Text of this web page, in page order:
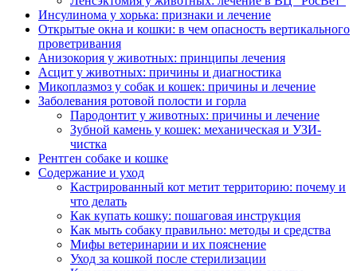
Инсулинома у хорька: признаки и лечение
Открытые окна и кошки: в чем опасность вертикального
проветривания
Анизокория у животных: принципы лечения
Асцит у животных: причины и диагностика
Микоплазмоз у собак и кошек: причины и лечение
Заболевания ротовой полости и горла
Пародонтит у животных: причины и лечение
Зубной камень у кошек: механическая и УЗИ-
чистка
Рентген собаке и кошке
Содержание и уход
Кастрированный кот метит территорию: почему и
что делать
Как купать кошку: пошаговая инструкция
Как мыть собаку правильно: методы и средства
Мифы ветеринарии и их пояснение
Уход за кошкой после стерилизации